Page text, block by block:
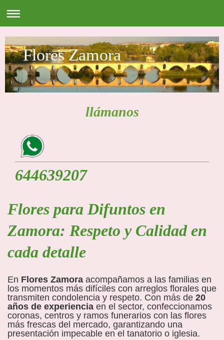
Flores Zamora
llámanos
644639207
Flores para Difuntos en
Zamora: Respeto y Calidad en
cada detalle
En Flores Zamora acompañamos a las familias en
los momentos más difíciles con arreglos florales que
transmiten condolencia y respeto. Con más de 20
años de experiencia en el sector, confeccionamos
coronas, centros y ramos funerarios con las flores
más frescas del mercado, garantizando una
presentación impecable en el tanatorio o iglesia.